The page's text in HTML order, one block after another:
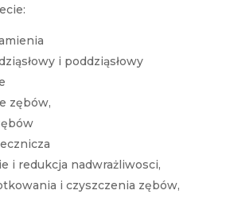
i poddziąsłowy
zębów,
i redukcja nadwrażliwosci,
i czyszczenia zębów,